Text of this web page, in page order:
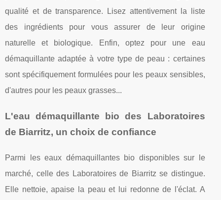
qualité et de transparence. Lisez attentivement la liste
des ingrédients pour vous assurer de leur origine
naturelle et biologique. Enfin, optez pour une eau
démaquillante adaptée à votre type de peau : certaines
sont spécifiquement formulées pour les peaux sensibles,
d'autres pour les peaux grasses...
L'eau démaquillante bio des Laboratoires
de Biarritz, un choix de confiance
Parmi les eaux démaquillantes bio disponibles sur le
marché, celle des Laboratoires de Biarritz se distingue.
Elle nettoie, apaise la peau et lui redonne de l'éclat. A